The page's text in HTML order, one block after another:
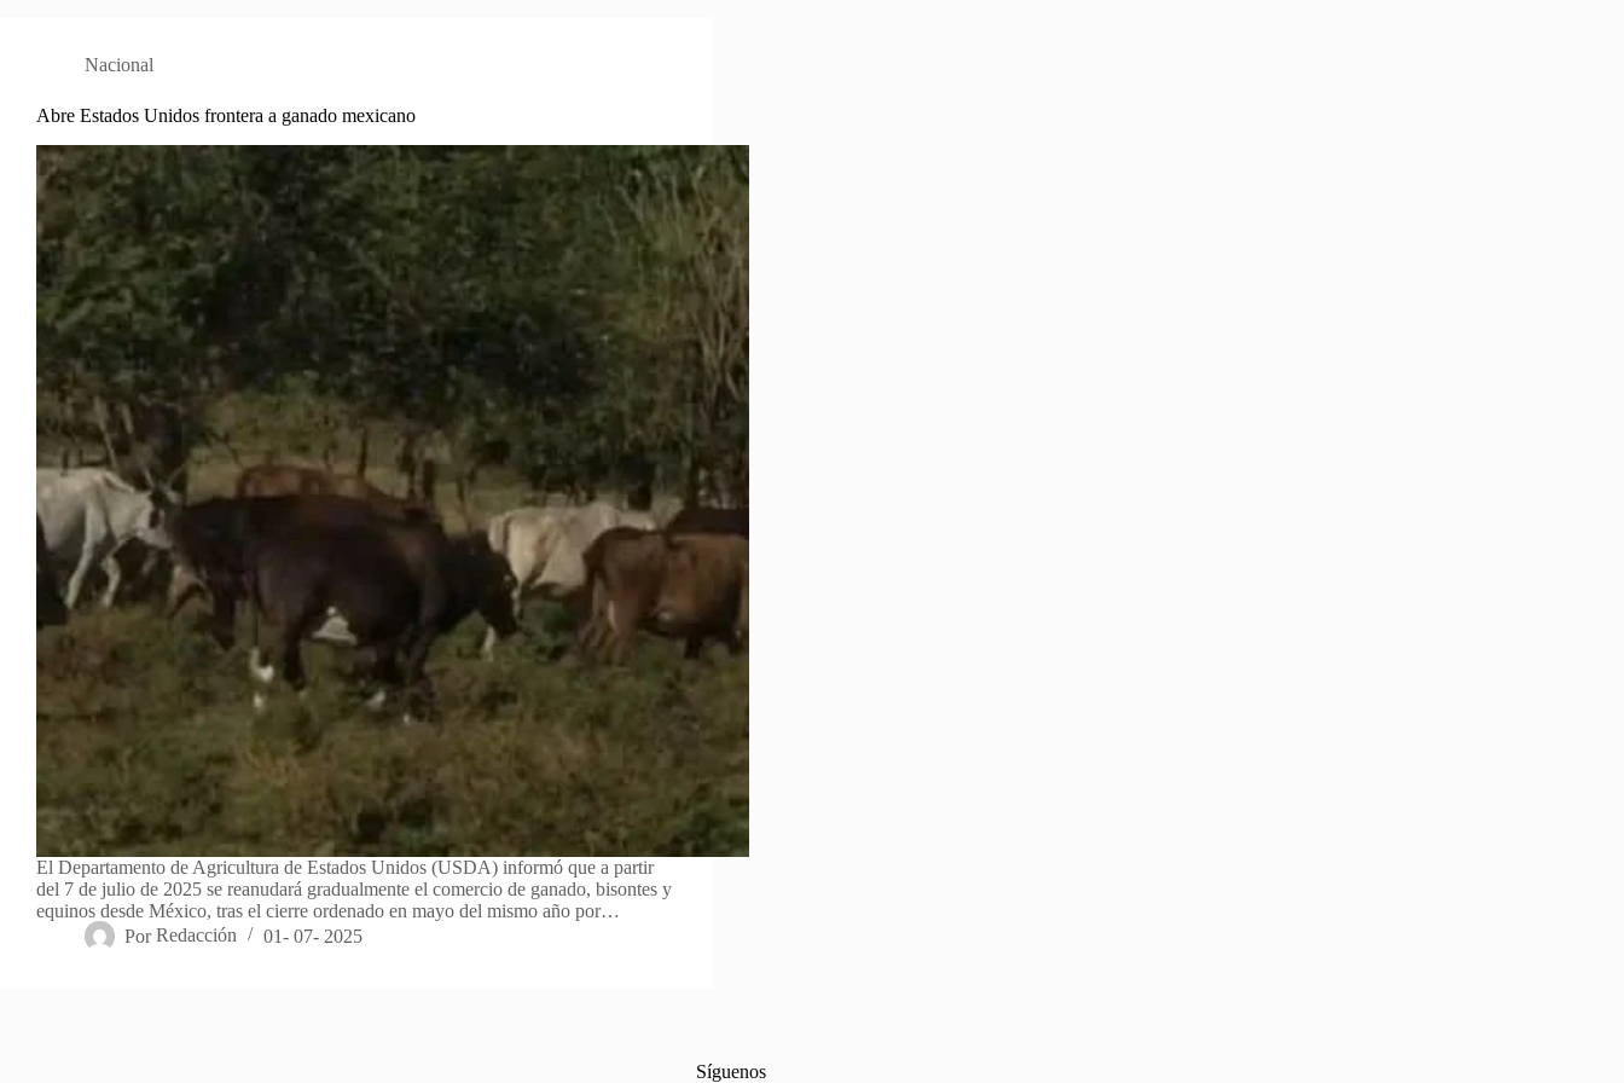
Nacional
Abre Estados Unidos frontera a ganado mexicano
El Departamento de Agricultura de Estados Unidos (USDA) informó que a partir
del 7 de julio de 2025 se reanudará gradualmente el comercio de ganado, bisontes y
equinos desde México, tras el cierre ordenado en mayo del mismo año por…
Por Redacción 01- 07- 2025
Síguenos